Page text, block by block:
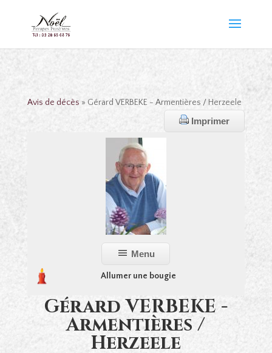
Avis de décès » Gérard VERBEKE - Armentières / Herzeele
Imprimer
Menu
Allumer une bougie
Gérard VERBEKE -
Armentières /
Herzeele